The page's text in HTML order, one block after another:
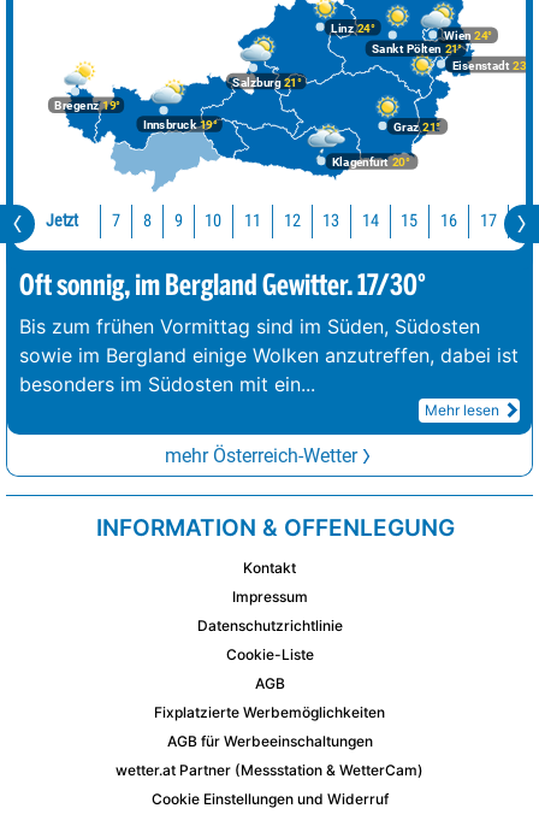
Bregenz19°
Graz21°
Innsbruck19°
Klagenfurt 20°
Linz24°
Salzburg21°
Wien 24°
Eisenstadt 23°
Sankt Pölten 21°
Jetzt 7 8 9 10 11 12 13 14 15 16 17 18
Oft sonnig, im Bergland Gewitter. 17/30°
Bis zum frühen Vormittag sind im Süden, Südosten
sowie im Bergland einige Wolken anzutreffen, dabei ist
besonders im Südosten mit ein...
Mehr lesen
mehr Österreich-Wetter
INFORMATION & OFFENLEGUNG
Kontakt
Impressum
Datenschutzrichtlinie
Cookie-Liste
AGB
Fixplatzierte Werbemöglichkeiten
AGB für Werbeeinschaltungen
wetter.at Partner (Messstation & WetterCam)
Cookie Einstellungen und Widerruf